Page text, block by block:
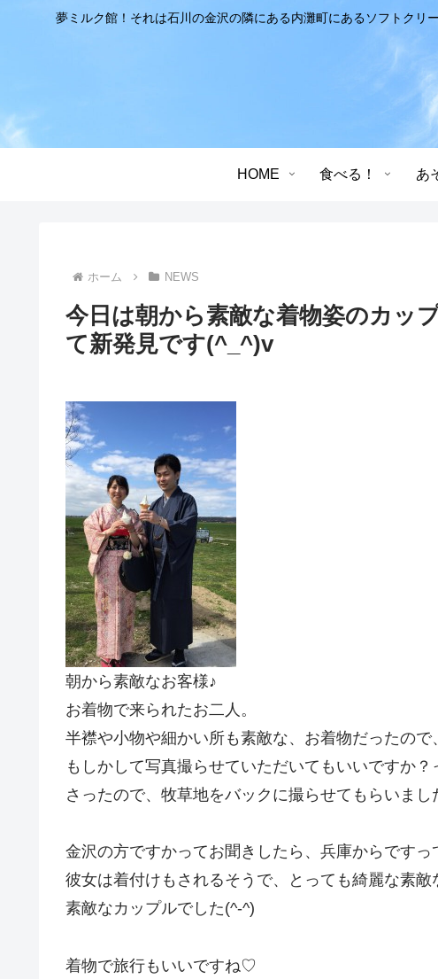
夢ミルク館！それは石川の金沢の隣にある内灘町にあるソフトクリ
HOME 食べる！ あ
ホーム NEWS
今日は朝から素敵な着物姿のカッ
て新発見です(^_^)v
朝から素敵なお客様♪
お着物で来られたお二人。
半襟や小物や細かい所も素敵な、お着物だったの
もしかして写真撮らせていただいてもいいですか
さったので、牧草地をバックに撮らせてもらいまし
金沢の方ですかってお聞きしたら、兵庫からですっ
彼女は着付けもされるそうで、とっても綺麗な素敵
素敵なカップルでした(^-^)
着物で旅行もいいですね♡